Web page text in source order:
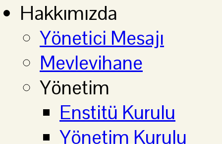
Hakkımızda
Yönetici Mesajı
Mevlevihane
Yönetim
Enstitü Kurulu
Yönetim Kurulu